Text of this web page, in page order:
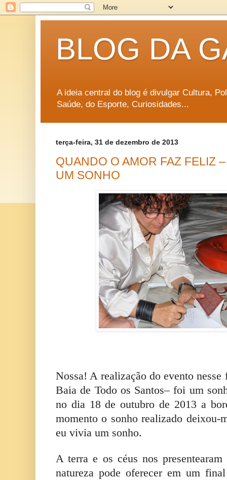
BLOG DA
A ideia central do blog é divulgar Cultura,
Saúde, do Esporte, Curiosidades...
terça-feira, 31 de dezembro de 2013
QUANDO O AMOR FAZ FELIZ
UM SONHO
Nossa! A realização do evento
Baia de Todo os Santos– foi um
no dia 18 de outubro de 2013 a
momento o sonho realizado deixou-
eu vivia um sonho.
A terra e os céus nos
natureza pode oferecer em um